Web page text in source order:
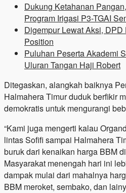
Dukung Ketahanan
Program Irigasi P3-TGAI
Digempur Lewat Aksi,
Position
Puluhan Peserta Akademi
Uluran Tangan Haji Robert
Ditegaskan, alangkah baiknya
Halmahera Timur duduk berfikir
demokratis untuk mengurangi
“Kami juga mengerti kalau
lintas Sofifi sampai Halmahera
buruk dari kenaikan harga BBM
Masyarakat menengah hari ini
dampak mulai dari mahalnya
BBM meroket, sembako, dan